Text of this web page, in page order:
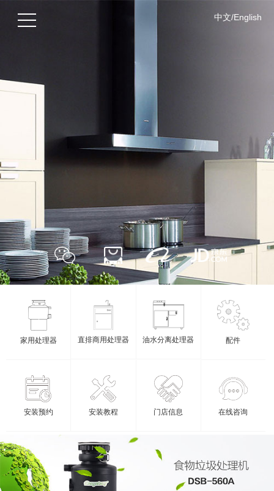
中文/English
家用处理器 直排商用处理器 油水分离处理器 配件
安装预约 安装教程 门店信息 在线咨询